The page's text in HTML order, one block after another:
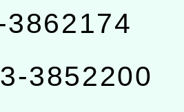
3862174
3852200